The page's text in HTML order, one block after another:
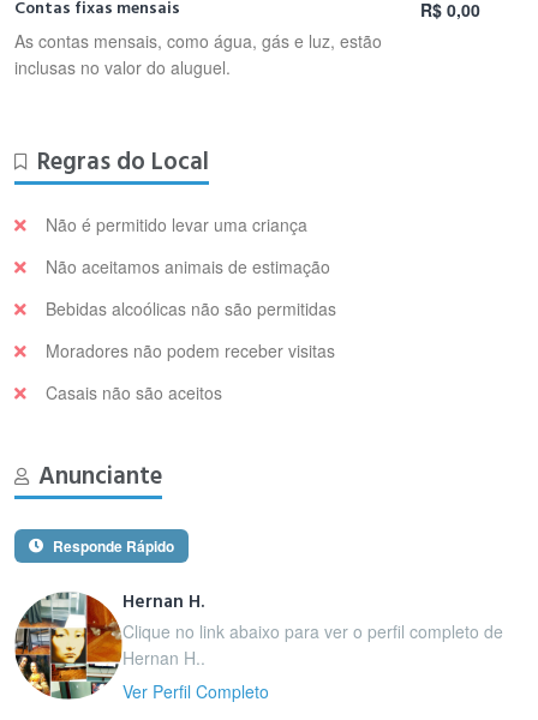
Contas fixas mensais
As contas mensais, como água, gás e luz, estão
inclusas no valor do aluguel.
R$ 0,00
Regras do Local
Não é permitido levar uma criança
Não aceitamos animais de estimação
Bebidas alcoólicas não são permitidas
Moradores não podem receber visitas
Casais não são aceitos
Anunciante
Responde Rápido
Hernan H.
Clique no link abaixo para ver o perfil completo de
Hernan H..
Ver Perfil Completo